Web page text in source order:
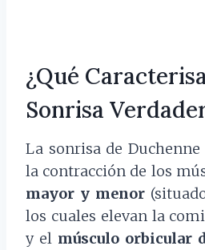
¿Qué
Sonrisa
La sonrisa de
la contracción de los
mayor y menor
los cuales elevan la
y el músculo orbicular